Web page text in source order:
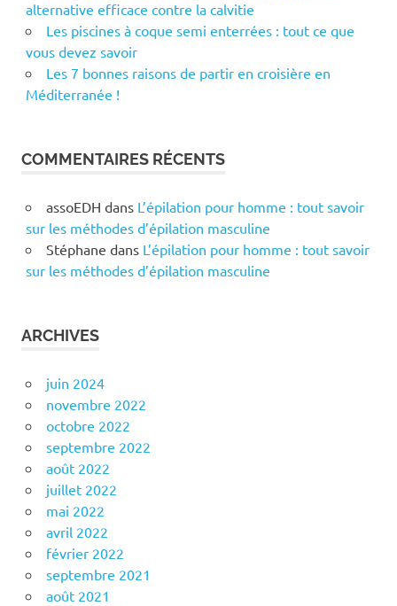
alternative efficace contre la calvitie
Les piscines à coque semi enterrées : tout ce que
vous devez savoir
Les 7 bonnes raisons de partir en croisière en
Méditerranée !
COMMENTAIRES RÉCENTS
assoEDH dans L’épilation pour homme : tout savoir
sur les méthodes d’épilation masculine
Stéphane dans L’épilation pour homme : tout savoir
sur les méthodes d’épilation masculine
ARCHIVES
juin 2024
novembre 2022
octobre 2022
septembre 2022
août 2022
juillet 2022
mai 2022
avril 2022
février 2022
septembre 2021
août 2021